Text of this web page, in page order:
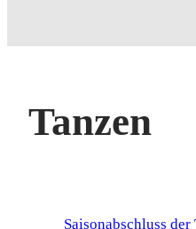
Tanzen
Saisonabschluss